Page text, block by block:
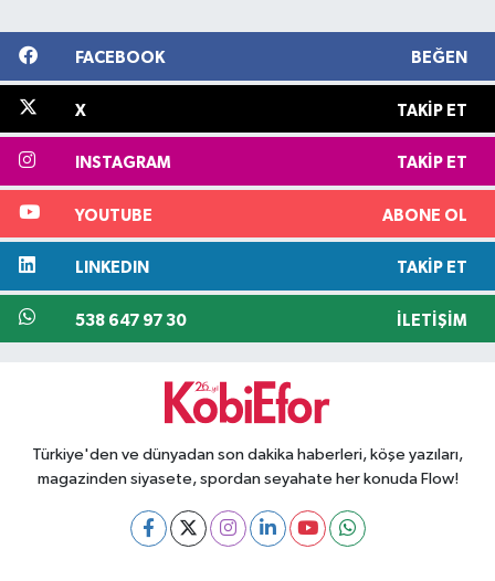
FACEBOOK BEĞEN
X TAKIP ET
INSTAGRAM TAKIP ET
YOUTUBE ABONE OL
LINKEDIN TAKIP ET
538 647 97 30 İLETIŞIM
Türkiye'den ve dünyadan son dakika haberleri, köşe yazıları,
magazinden siyasete, spordan seyahate her konuda Flow!